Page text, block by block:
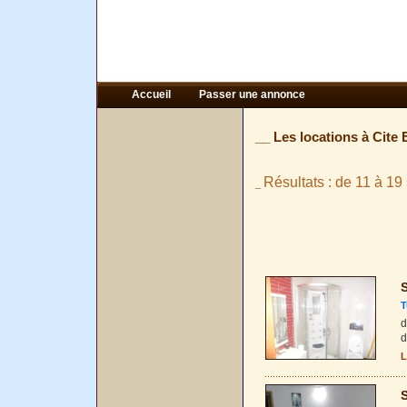
Accueil Passer une annonce
__ Les locations à Cite
Résultats : de 11 à 19